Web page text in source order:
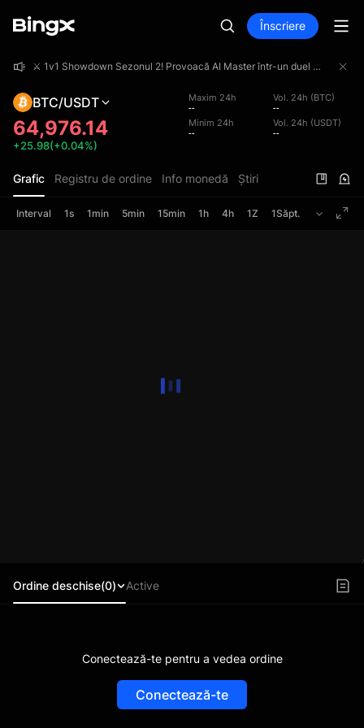
Înscriere
⚔️ 1v1 Showdown Sezonul 2! Provoacă AI Master într-un duel 1v1 și împarte un fond de premii de 4 000 000 USDT!
BTC/USDT
64,976.14
+25.98(+0.04%)
Maxim 24h
--
Vol. 24h (BTC)
--
Minim 24h
--
Vol. 24h (USDT)
--
Grafic Registru de ordine Info monedă Știri
Interval 1s 1min 5min 15min 1h 4h 1Z 1Săpt.
Ordine deschise(0) Active
Conectează-te pentru a vedea ordine
Conectează-te